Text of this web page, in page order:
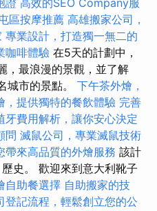
證 高效的SEO Company服
區按摩推薦 高雄搬家公司，
專業設計，打造獨一無二的
咖啡體驗 在5天的計劃中，
，最浪漫的景觀，並了解
城市的景點。 下午茶外燴，
，提供獨特的餐飲體驗 完善
牙費用解析，讓你安心決定
問 滅鼠公司，專業滅鼠技術
帶來高品質的外燴服務 該計
史。 歡迎來到意大利靴子
自助餐選擇 自助搬家的技
登記流程，輕鬆創立您的公